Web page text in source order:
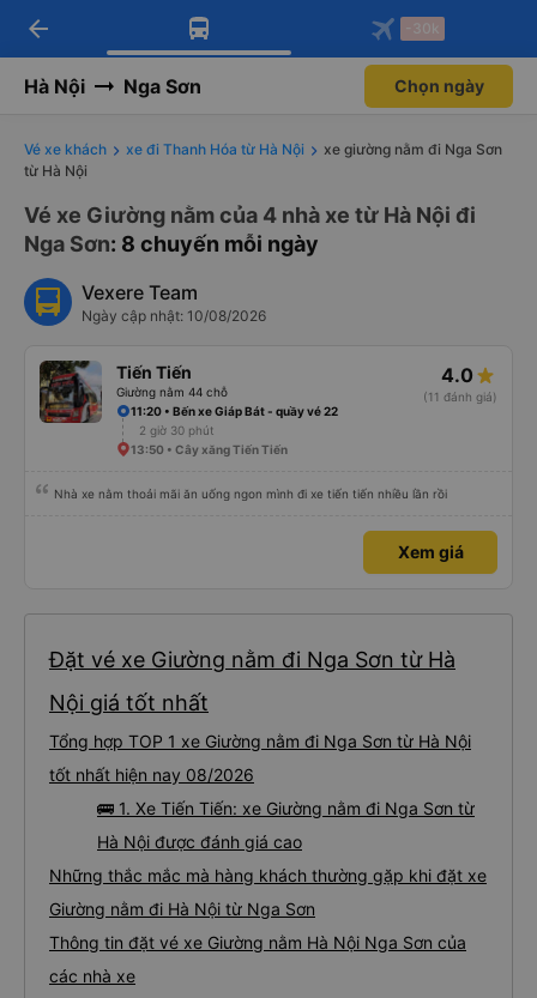
Tải app Vexere ngay!
Nhận ưu đãi thành viên độc
Mở app
Tải app Vexere
-30k/ghế khi đặt vé máy bay qua
Mở app
arrow_back -30k
Hà Nội Nga Sơn Chọn ngày
Vé xe khách xe đi Thanh Hóa từ Hà Nội
xe giường nằm đi Nga Sơn
từ Hà Nội
Vé xe Giường nằm của 4 nhà xe từ Hà Nội đi
Nga Sơn: 8 chuyến mỗi ngày
Vexere Team
Ngày cập nhật: 10/08/2026
Tiến Tiến
Giường nằm 44 chỗ
4.0
(11 đánh giá)
11:20 • Bến xe Giáp Bát - quầy vé 22
2 giờ 30 phút
13:50 • Cây xăng Tiến Tiến
Nhà xe nằm thoải mãi ăn uống ngon mình đi xe tiến tiến nhiều lần rồi
Xem giá
Đặt vé xe Giường nằm đi Nga Sơn từ Hà
Nội giá tốt nhất
Tổng hợp TOP 1 xe Giường nằm đi Nga Sơn từ Hà Nội
tốt nhất hiện nay 08/2026
🚌 1. Xe Tiến Tiến: xe Giường nằm đi Nga Sơn từ
Hà Nội được đánh giá cao
Những thắc mắc mà hàng khách thường gặp khi đặt xe
Giường nằm đi Hà Nội từ Nga Sơn
Thông tin đặt vé xe Giường nằm Hà Nội Nga Sơn của
các nhà xe